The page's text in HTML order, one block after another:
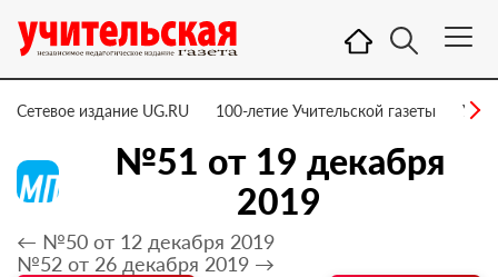
Сетевое издание UG.RU 100-летие Учительской газеты УГ –
№51 от 19 декабря
2019
← №50 от 12 декабря 2019
№52 от 26 декабря 2019 →